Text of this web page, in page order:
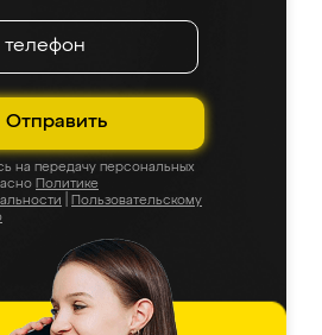
Отправить
на передачу персональных
Политике
Пользовательскому